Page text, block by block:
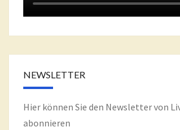
NEWSLETTER
Hier können Sie den Newsletter von
abonnieren